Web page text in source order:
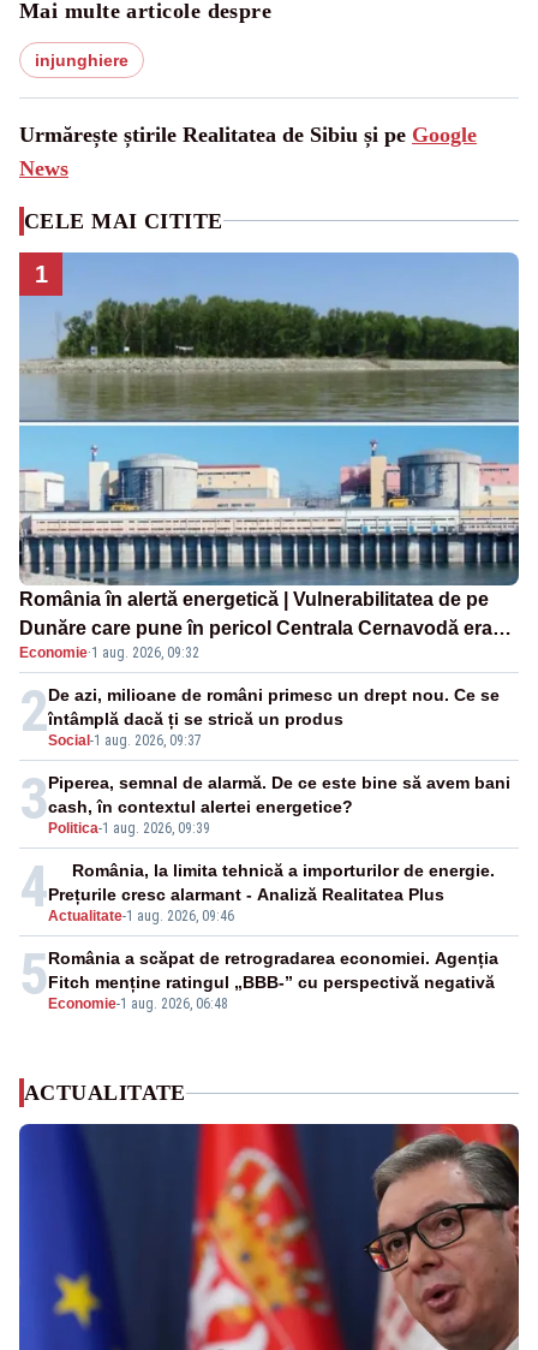
Mai multe articole despre
injunghiere
Urmărește știrile Realitatea de Sibiu și pe Google
News
CELE MAI CITITE
1
România în alertă energetică | Vulnerabilitatea de pe
Dunăre care pune în pericol Centrala Cernavodă era
cunoscută de pe vremea lui Ceaușescu
Economie·1 aug. 2026, 09:32
2Social -1 aug. 2026, 09:37
De azi, milioane de români primesc un drept nou. Ce se
întâmplă dacă ți se strică un produs
3 Politica-1 aug. 2026, 09:39
Piperea, semnal de alarmă. De ce este bine să avem bani
cash, în contextul alertei energetice?
4Actualitate-1 aug. 2026, 09:46
România, la limita tehnică a importurilor de energie.
Prețurile cresc alarmant - Analiză Realitatea Plus
5 Economie-1 aug. 2026, 06:48
România a scăpat de retrogradarea economiei. Agenția
Fitch menține ratingul „BBB-” cu perspectivă negativă
ACTUALITATE